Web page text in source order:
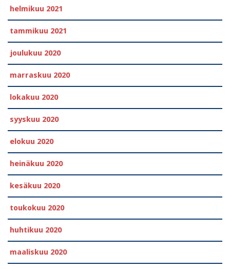
helmikuu 2021
tammikuu 2021
joulukuu 2020
marraskuu 2020
lokakuu 2020
syyskuu 2020
elokuu 2020
heinäkuu 2020
kesäkuu 2020
toukokuu 2020
huhtikuu 2020
maaliskuu 2020